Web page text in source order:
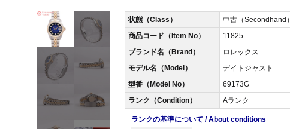
状態（Class）
中古（Secondhand）
商品コード（Item No）
11825
ブランド名（Brand）
ロレックス
モデル名（Model）
デイトジャスト
型番（Model No）
69173G
ランク（Condition）
Aランク
ランクの基準について / About conditions